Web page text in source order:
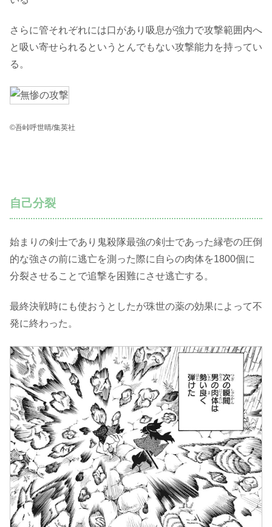
さらに管それぞれには口があり吸息が強力で攻撃範囲内へ
と吸い寄せられるというとんでもない攻撃能力を持ってい
る。
©吾峠呼世晴/集英社
自己分裂
始まりの剣士であり鬼殺隊最強の剣士であった縁壱の圧倒
的な強さの前に逃亡を測った際に自らの肉体を1800個に
分裂させることで追撃を困難にさせ逃亡する。
最終決戦時にも使おうとしたが珠世の薬の効果によって不
発に終わった。